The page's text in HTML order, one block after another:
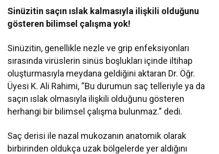
Sinüzitin saçın ıslak kalmasıyla ilişkili olduğunu
gösteren bilimsel çalışma yok!
Sinüzitin, genellikle nezle ve grip enfeksiyonları
sırasında virüslerin sinüs boşlukları içinde iltihap
oluşturmasıyla meydana geldiğini aktaran Dr. Öğr.
Üyesi K. Ali Rahimi, “Bu durumun saç telleriyle ya da
saçın ıslak olmasıyla ilişkili olduğunu gösteren
herhangi bir bilimsel çalışma bulunmaz.” dedi.
Saç derisi ile nazal mukozanın anatomik olarak
birbirinden oldukça uzak bölgelerde yer aldığını